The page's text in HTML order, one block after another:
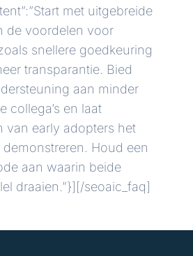
met uitgebreide
de voordelen voor
snellere goedkeuring
transparantie. Bied
aan minder
collega’s en laat
van early adopters het
Houd een
aan waarin beide
draaien.”}][/seoaic_faq]